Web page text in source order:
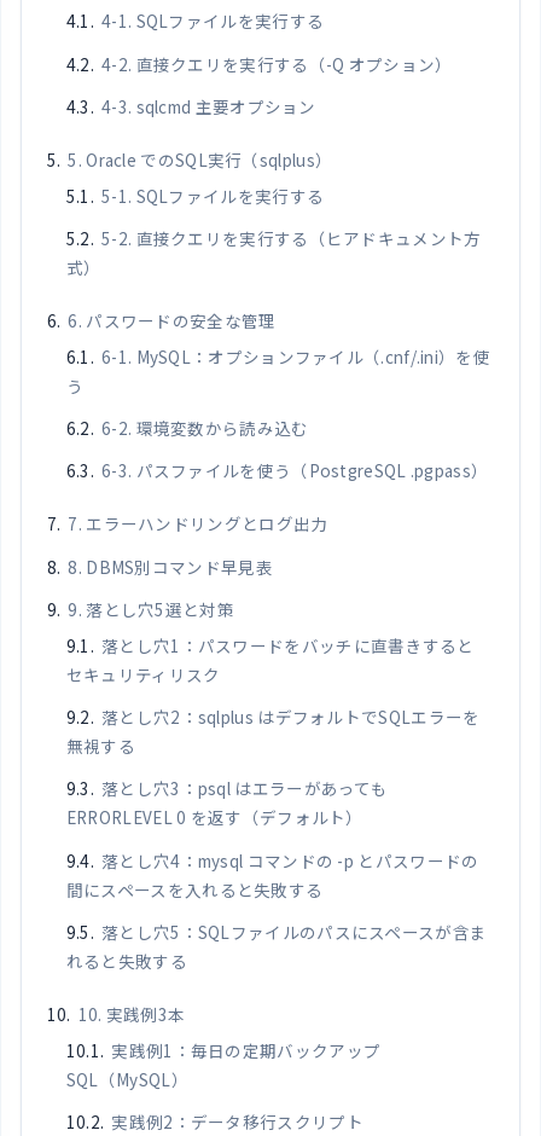
4-1. SQLファイルを実行する
4-2. 直接クエリを実行する（-Q オプション）
4-3. sqlcmd 主要オプション
5. Oracle でのSQL実行（sqlplus）
5-1. SQLファイルを実行する
5-2. 直接クエリを実行する（ヒアドキュメント方
式）
6. パスワードの安全な管理
6-1. MySQL：オプションファイル（.cnf/.ini）を使
う
6-2. 環境変数から読み込む
6-3. パスファイルを使う（PostgreSQL .pgpass）
7. エラーハンドリングとログ出力
8. DBMS別コマンド早見表
9. 落とし穴5選と対策
落とし穴1：パスワードをバッチに直書きすると
セキュリティリスク
落とし穴2：sqlplus はデフォルトでSQLエラーを
無視する
落とし穴3：psql はエラーがあっても
ERRORLEVEL 0 を返す（デフォルト）
落とし穴4：mysql コマンドの -p とパスワードの
間にスペースを入れると失敗する
落とし穴5：SQLファイルのパスにスペースが含ま
れると失敗する
10. 実践例3本
実践例1：毎日の定期バックアップ
SQL（MySQL）
実践例2：データ移行スクリプト